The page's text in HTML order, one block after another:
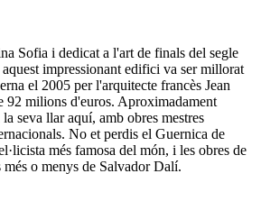
Sofia i dedicat a l'art de finals del segle
impressionant edifici va ser millorat
el 2005 per l'arquitecte francès Jean
92 milions d'euros. Aproximadament
seva llar aquí, amb obres mestres
No et perdis el Guernica de
més famosa del món, i les obres de
o menys de Salvador Dalí.